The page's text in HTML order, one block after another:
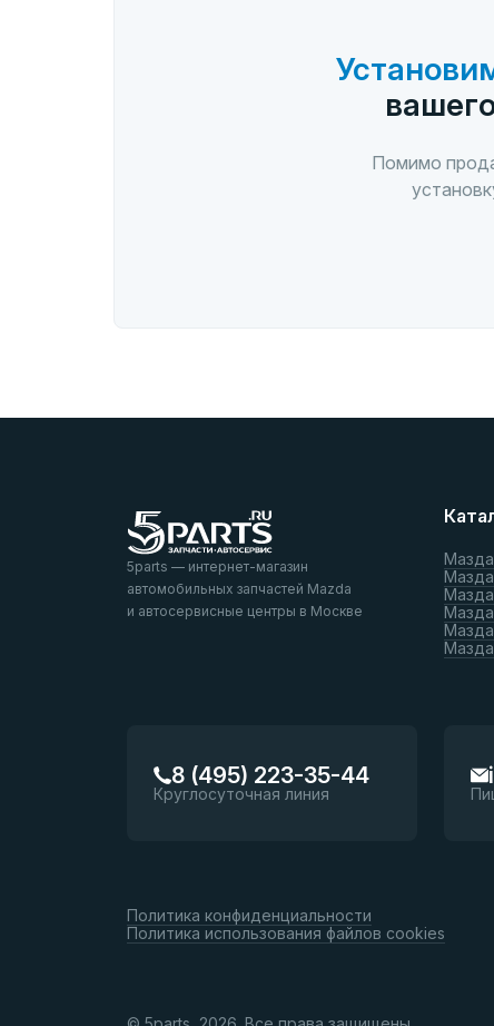
Помимо
5parts — интернет-магазин
автомобильных запчастей Mazda
и автосервисные центры в Москве
8 (495) 223-35-44
Круглосуточная линия
Политика конфиденциальности
Политика использования файлов cookies